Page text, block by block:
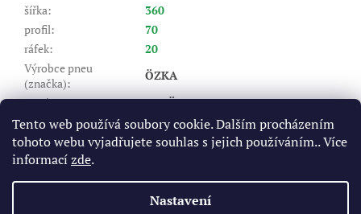
Tento web používá soubory cookie. Dalším procházením
tohoto webu vyjadřujete souhlas s jejich používáním.. Více
informacízde.
Nastavení
šířka:
360
profil:
70
ráfek:
20
Výrobce pneu
(značka):
ÖZKA
Dezén:
AGRÖ10
Index nosnosti (LI):
129/129
Rychlostní index (SI):
A8 - do 40 km/hod, B - do 50